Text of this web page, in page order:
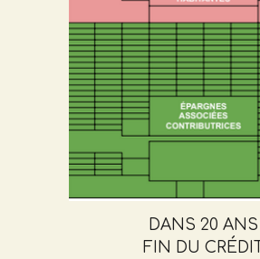
DANS 20 ANS
FIN DU CRÉDIT